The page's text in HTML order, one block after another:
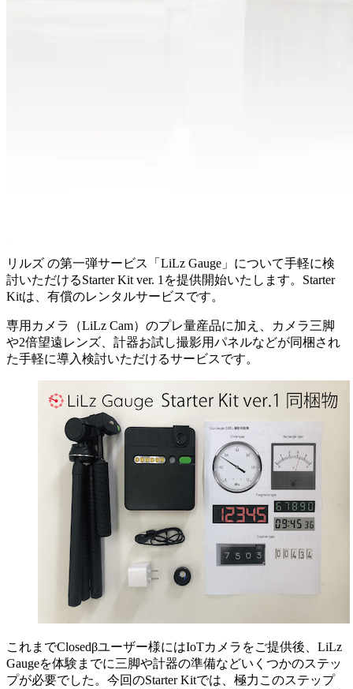
リルズ の第一弾サービス「LiLz Gauge」について手軽に検
討いただけるStarter Kit ver. 1を提供開始いたします。Starter
Kitは、有償のレンタルサービスです。
専用カメラ（LiLz Cam）のプレ量産品に加え、カメラ三脚
や2倍望遠レンズ、計器お試し撮影用パネルなどが同梱され
た手軽に導入検討いただけるサービスです。
これまでClosedβユーザー様にはIoTカメラをご提供後、LiLz
Gaugeを体験までに三脚や計器の準備などいくつかのステッ
プが必要でした。今回のStarter Kitでは、極力このステップ